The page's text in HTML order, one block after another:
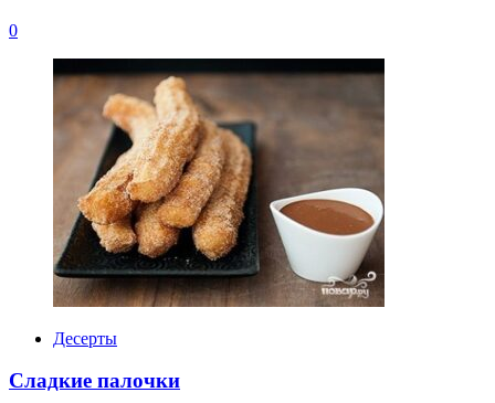
0
Десерты
Сладкие палочки